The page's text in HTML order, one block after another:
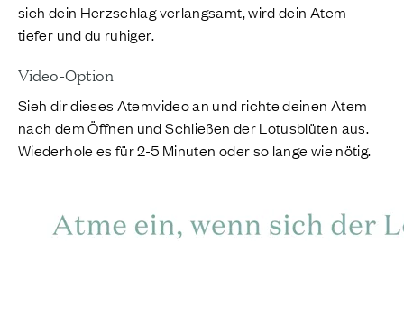
sich dein Herzschlag verlangsamt, wird dein Atem
tiefer und du ruhiger.
Video-Option
Sieh dir dieses Atemvideo an und richte deinen Atem
nach dem Öffnen und Schließen der Lotusblüten aus.
Wiederhole es für 2-5 Minuten oder so lange wie nötig.